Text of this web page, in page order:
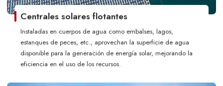
Centrales solares flotantes
Instaladas en cuerpos de agua como embalses, lagos,
estanques de peces, etc., aprovechan la superficie de agua
disponible para la generación de energía solar, mejorando la
eficiencia en el uso de los recursos.